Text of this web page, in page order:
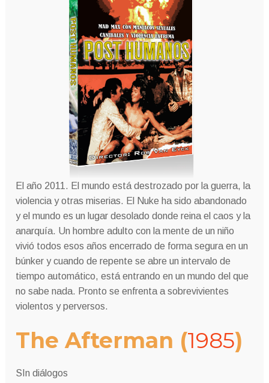
El año 2011. El mundo está destrozado por la guerra, la
violencia y otras miserias. El Nuke ha sido abandonado
y el mundo es un lugar desolado donde reina el caos y la
anarquía. Un hombre adulto con la mente de un niño
vivió todos esos años encerrado de forma segura en un
búnker y cuando de repente se abre un intervalo de
tiempo automático, está entrando en un mundo del que
no sabe nada. Pronto se enfrenta a sobrevivientes
violentos y perversos.
The Afterman (1985)
SIn diálogos